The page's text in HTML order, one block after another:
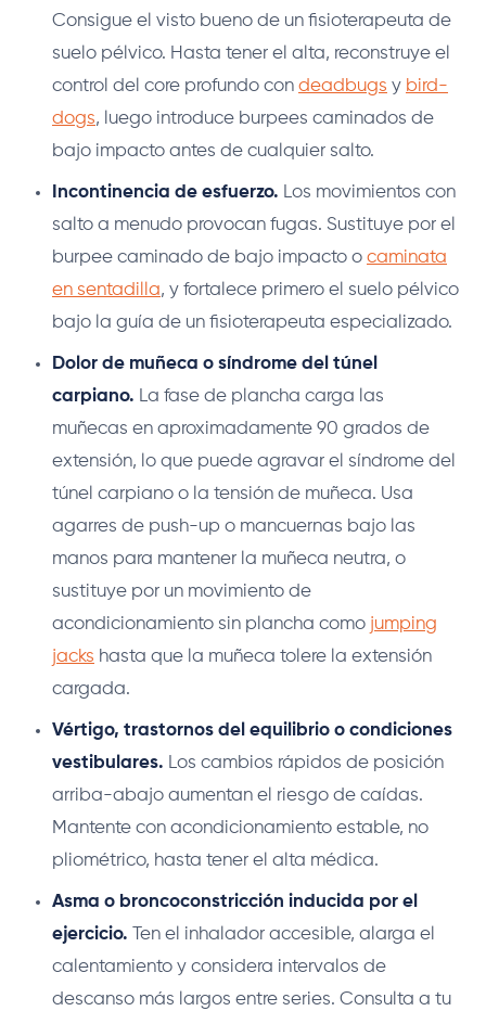
Consigue el visto bueno de un fisioterapeuta de
suelo pélvico. Hasta tener el alta, reconstruye el
control del core profundo con deadbugs y bird-
dogs, luego introduce burpees caminados de
bajo impacto antes de cualquier salto.
Incontinencia de esfuerzo. Los movimientos con
salto a menudo provocan fugas. Sustituye por el
burpee caminado de bajo impacto o caminata
en sentadilla, y fortalece primero el suelo pélvico
bajo la guía de un fisioterapeuta especializado.
Dolor de muñeca o síndrome del túnel
carpiano. La fase de plancha carga las
muñecas en aproximadamente 90 grados de
extensión, lo que puede agravar el síndrome del
túnel carpiano o la tensión de muñeca. Usa
agarres de push-up o mancuernas bajo las
manos para mantener la muñeca neutra, o
sustituye por un movimiento de
acondicionamiento sin plancha como jumping
jacks hasta que la muñeca tolere la extensión
cargada.
Vértigo, trastornos del equilibrio o condiciones
vestibulares. Los cambios rápidos de posición
arriba-abajo aumentan el riesgo de caídas.
Mantente con acondicionamiento estable, no
pliométrico, hasta tener el alta médica.
Asma o broncoconstricción inducida por el
ejercicio. Ten el inhalador accesible, alarga el
calentamiento y considera intervalos de
descanso más largos entre series. Consulta a tu